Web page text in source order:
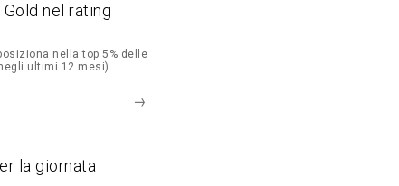
nel rating
nella top 5% delle
ultimi 12 mesi)
la giornata